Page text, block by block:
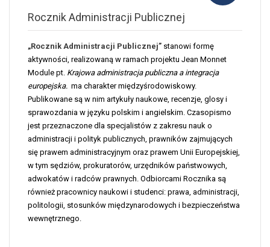
Rocznik Administracji Publicznej
„Rocznik Administracji Publicznej” stanowi formę
aktywności, realizowaną w ramach projektu Jean Monnet
Module pt. Krajowa administracja publiczna a integracja
europejska. ma charakter międzyśrodowiskowy.
Publikowane są w nim artykuły naukowe, recenzje, glosy i
sprawozdania w języku polskim i angielskim. Czasopismo
jest przeznaczone dla specjalistów z zakresu nauk o
administracji i polityk publicznych, prawników zajmujących
się prawem administracyjnym oraz prawem Unii Europejskiej,
w tym sędziów, prokuratorów, urzędników państwowych,
adwokatów i radców prawnych. Odbiorcami Rocznika są
również pracownicy naukowi i studenci: prawa, administracji,
politologii, stosunków międzynarodowych i bezpieczeństwa
wewnętrznego.